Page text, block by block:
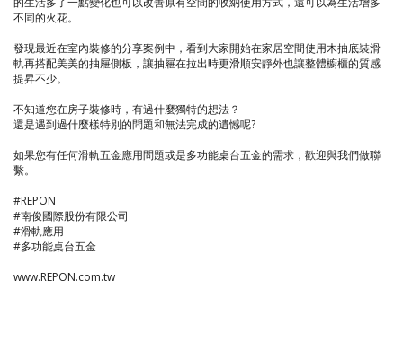
不同的火花。
發現最近在室內裝修的分享案例中，看到大家開始在家居空間使用木抽底裝滑
軌再搭配美美的抽屜側板，讓抽屜在拉出時更滑順安靜外也讓整體櫥櫃的質感
提昇不少。
不知道您在房子裝修時，有過什麼獨特的想法？
還是遇到過什麼樣特別的問題和無法完成的遺憾呢?
如果您有任何滑軌五金應用問題或是多功能桌台五金的需求，歡迎與我們做聯
繫。
#REPON
#南俊國際股份有限公司
#滑軌應用
#多功能桌台五金
www.REPON.com.tw